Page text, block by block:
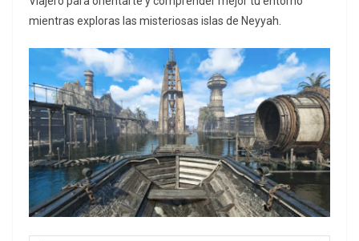
mientras exploras las misteriosas islas de Neyyah.